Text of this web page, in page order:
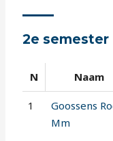
2e semester
N Naam
1
Goossens
Mm